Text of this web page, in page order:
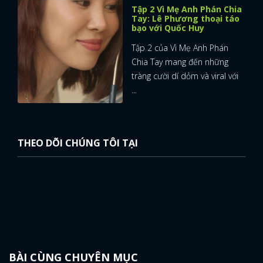
ĐĂNG NHẬP
Tập 2 Vì Mẹ Anh Phán Chia
Tay: Lê Phương thoại táo
bạo với Quốc Huy
Tập 2 của Vì Mẹ Anh Phán
Chia Tay mang đến những
tràng cười dí dỏm và viral với
...
THEO DÕI CHÚNG TÔI TẠI
BÀI CÙNG CHUYÊN MỤC